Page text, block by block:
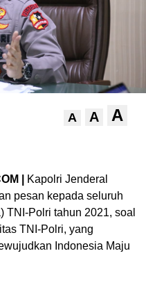
A A A
|
Kapolri Jenderal
pesan kepada seluruh
Polri tahun 2021, soal
TNI-Polri, yang
Indonesia Maju